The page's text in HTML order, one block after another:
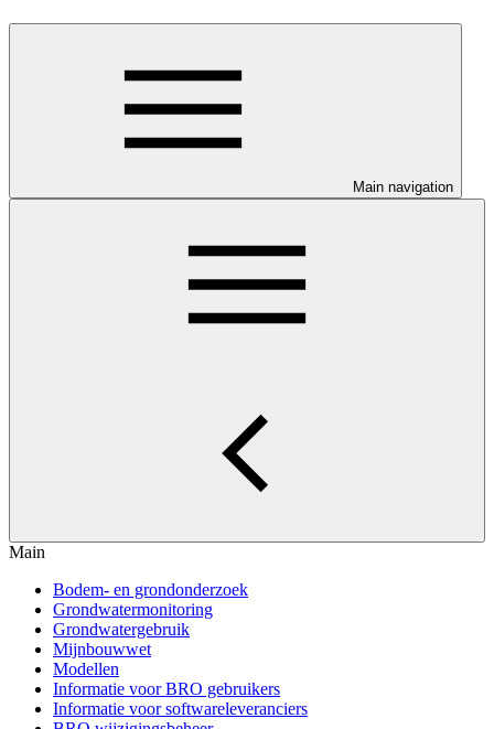
Main navigation
Main
Bodem- en grondonderzoek
Grondwatermonitoring
Grondwatergebruik
Mijnbouwwet
Modellen
Informatie voor BRO gebruikers
Informatie voor softwareleveranciers